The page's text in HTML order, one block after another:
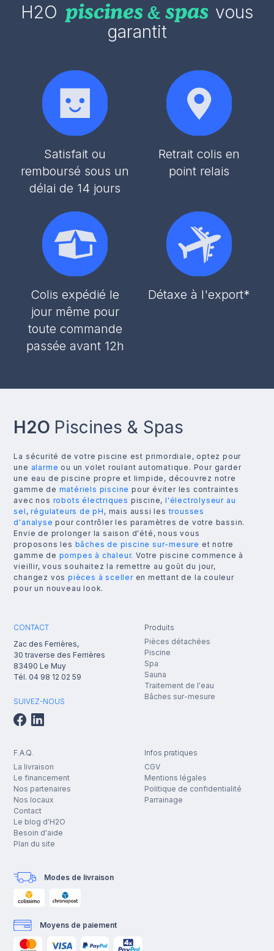
H2O
vous
garantit
Satisfait ou
remboursé sous un
délai de 14 jours
Retrait colis en
point relais
Colis expédié le
jour même pour
toute commande
passée avant 12h
Détaxe à l'export*
H2O Piscines & Spas
La sécurité de votre piscine est primordiale, optez pour
une alarme ou un volet roulant automatique. Pour garder
une eau de piscine propre et limpide, découvrez notre
gamme de matériels piscine pour éviter les contraintes
avec nos robots électriques piscine, l'électrolyseur au
sel ,régulateurs de pH , mais aussi lestrousses
d'analyse pour contrôler les paramètres de votre bassin.
Envie de prolonger la saison d'été, nous vous
proposons les bâches de piscine sur-mesure et notre
gamme de pompes à chaleur. Votre piscine commence à
vieillir, vous souhaitez la remettre au goût du jour,
changez vos pièces à scelleren mettant de la couleur
pour un nouveau look.
CONTACT
Zac des Ferrières,
30 traverse des Ferrières
83490 Le Muy
Tél. 04 98 12 02 59
SUIVEZ-NOUS
Produits
Pièces détachées
Piscine
Spa
Sauna
Traitement de l'eau
Bâches sur-mesure
F.A.Q.
La livraison
Le financement
Nos partenaires
Nos locaux
Contact
Le blog d'H2O
Besoin d'aide
Plan du site
Infos pratiques
CGV
Mentions légales
Politique de confidentialité
Parrainage
Modes de livraison
Moyens de paiement